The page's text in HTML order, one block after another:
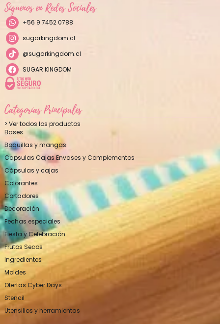
Síguenos en Redes Sociales
+56 9 7452 0788
sugarkingdom.cl
@sugarkingdom.cl
SUGAR KINGDOM
Categorías Principales
> Ver todos los productos
Bases
Boquillas y mangas
Capsulas Cajas Envases y Complementos
Cápsulas y cajas
Colorantes
Cortadores
Decoración
Fechas especiales
Fiesta y Celebración
Frutos Secos
Ingredientes
Moldes
Ofertas Cyber Days
Stencil
Utensilios y herramientas